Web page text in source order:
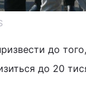
до
до 20